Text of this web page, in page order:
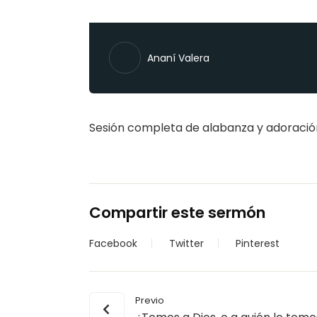
Ananí Valera
Sesión completa de alabanza y
Compartir este sermón
Facebook Twitter Pinterest
Previo